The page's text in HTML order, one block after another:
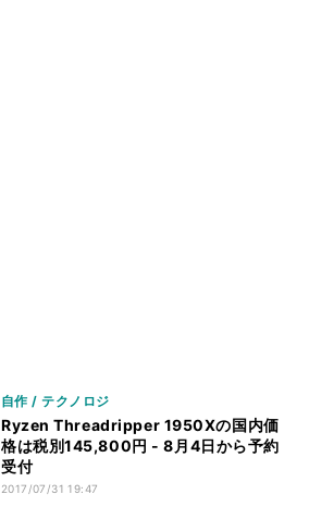
自作 / テクノロジ
Ryzen Threadripper 1950Xの国内価
格は税別145,800円 - 8月4日から予約
受付
2017/07/31 19:47